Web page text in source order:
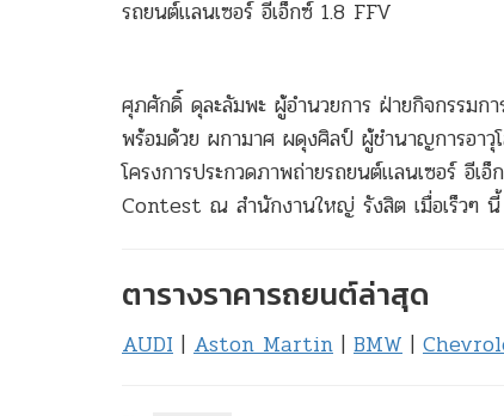
รถยนต์แลนเซอร์ อีเอ็กซ์ 1.8 FFV
ศุภศักดิ์ ดุละลัมพะ ผู้อำนวยการ ฝ่ายกิจกรรม
พร้อมด้วย ผกามาศ ผดุงศิลป์ ผู้ชำนาญการอา
โครงการประกวดภาพถ่ายรถยนต์แลนเซอร์
Contest ณ สำนักงานใหญ่ รังสิต เมื่อเร็วๆ นี้
ตารางราคารถยนต์ล่าสุด
AUDI | Aston Martin | BMW |